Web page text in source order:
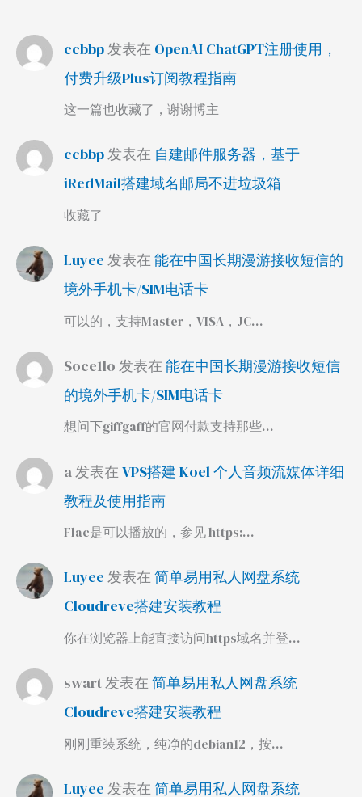
ccbbp发表在 OpenAI ChatGPT注册使用，
付费升级Plus订阅教程指南
这一篇也收藏了，谢谢博主
ccbbp发表在 自建邮件服务器，基于
iRedMail搭建域名邮局不进垃圾箱
收藏了
Luyee 发表在能在中国长期漫游接收短信的
境外手机卡/SIM电话卡
可以的，支持Master，VISA，JC…
Soce1lo 发表在 能在中国长期漫游接收短信
的境外手机卡/SIM电话卡
想问下giffgaff的官网付款支持那些…
a发表在 VPS搭建 Koel 个人音频流媒体详细
教程及使用指南
Flac是可以播放的，参见 https:…
Luyee 发表在简单易用私人网盘系统
Cloudreve搭建安装教程
你在浏览器上能直接访问https域名并登…
swart发表在 简单易用私人网盘系统
Cloudreve搭建安装教程
刚刚重装系统，纯净的debian12，按…
Luyee 发表在 简单易用私人网盘系统